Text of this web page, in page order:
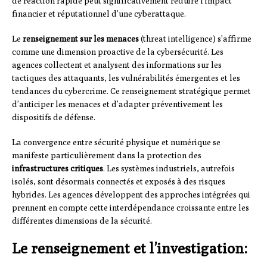
financier et réputationnel d’une cyberattaque.
Le renseignement sur les menaces(threat intelligence) s’affirme
comme une dimension proactive de la cybersécurité. Les
agences collectent et analysent des informations sur les
tactiques des attaquants, les vulnérabilités émergentes et les
tendances du cybercrime. Ce renseignement stratégique permet
d’anticiper les menaces et d’adapter préventivement les
dispositifs de défense.
La convergence entre sécurité physique et numérique se
manifeste particulièrement dans la protection des
infrastructures critiques. Les systèmes industriels, autrefois
isolés, sont désormais connectés et exposés à des risques
hybrides. Les agences développent des approches intégrées qui
prennent en compte cette interdépendance croissante entre les
différentes dimensions de la sécurité.
Le renseignement et l’investigation: